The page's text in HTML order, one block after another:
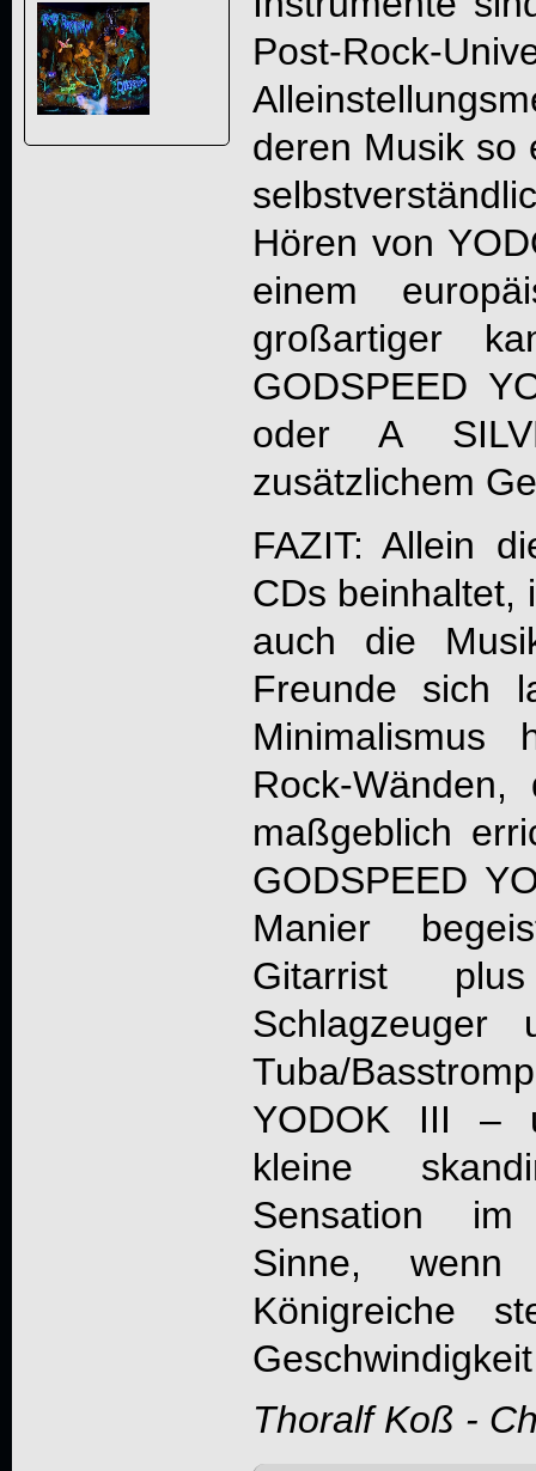
Post-
deren Musik so
Hören von
einem
großartiger
GODSPEED
oder A
zusätzlichem
FAZIT: Allein
CDs beinhaltet,
auch die
Freunde sich
Rock-
maßgeblich
GODSPEED
Manier
Gitarrist
Schlagzeuger
Tuba/
YODOK III –
kleine
Sensation im
Sinne,
Königreiche
Thoralf Koß -